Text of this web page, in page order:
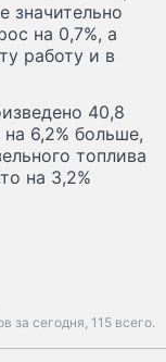
значительно
на 0,7%, а
работу и в
40,8
6,2% больше,
топлива
на 3,2%
за сегодня, 115 всего.